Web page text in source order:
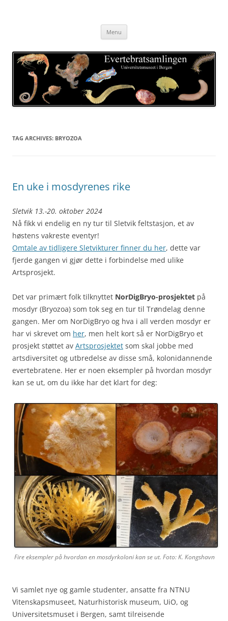
Menu
TAG ARCHIVES: BRYOZOA
En uke i mosdyrenes rike
Sletvik 13.-20. oktober 2024
Nå fikk vi endelig en ny tur til Sletvik feltstasjon, et av
høstens vakreste eventyr!
Omtale av tidligere Sletvikturer finner du her, dette var
fjerde gangen vi gjør dette i forbindelse med ulike
Artsprosjekt.
Det var primært folk tilknyttet NorDigBryo-prosjektet på
mosdyr (Bryozoa) som tok seg en tur til Trøndelag denne
gangen. Mer om NorDigBryo og hva i all verden mosdyr er
har vi skrevet om her, men helt kort så er NorDigBryo et
prosjekt støttet av Artsprosjektet som skal jobbe med
artsdiversitet og utbredelse av disse små, kolonidannende
evertebratene. Her er noen eksempler på hvordan mosdyr
kan se ut, om du ikke har det klart for deg:
Fire eksempler på hvordan en mosdyrkoloni kan se ut. Foto: K. Kongshavn
Vi samlet nye og gamle studenter, ansatte fra NTNU
Vitenskapsmuseet, Naturhistorisk museum, UiO, og
Universitetsmuset i Bergen, samt tilreisende